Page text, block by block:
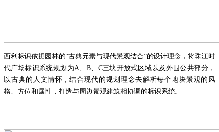
西利标识依据园林的“古典元素与现代景观结合”的设计理念，将珠江时
代广场标识系统规划为A B、 C三块开放式区域以及外围公共部分，
以古典的人文情怀，结合现代的规划理念去解析每个地块景观的风
格、方位和属性，打造与周边景观建筑相协调的标识系统。